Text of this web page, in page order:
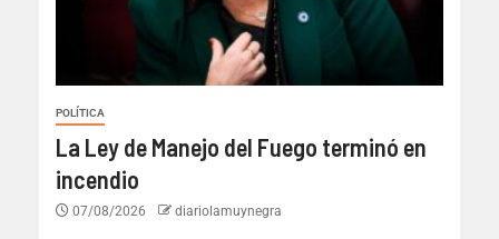
POLÍTICA
La Ley de Manejo del Fuego terminó en
incendio
07/08/2026 diariolamuynegra